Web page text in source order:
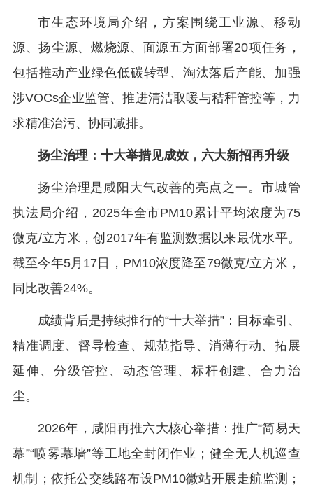
市生态环境局介绍，方案围绕工业源、移动
源、扬尘源、燃烧源、面源五方面部署20项任务，
包括推动产业绿色低碳转型、淘汰落后产能、加强
涉VOCs企业监管、推进清洁取暖与秸秆管控等，力
求精准治污、协同减排。
扬尘治理：十大举措见成效，六大新招再升级
扬尘治理是咸阳大气改善的亮点之一。市城管
执法局介绍，2025年全市PM10累计平均浓度为75
微克/立方米，创2017年有监测数据以来最优水平。
截至今年5月17日，PM10浓度降至79微克/立方米，
同比改善24%。
成绩背后是持续推行的“十大举措”：目标牵引、
精准调度、督导检查、规范指导、消薄行动、拓展
延伸、分级管控、动态管理、标杆创建、合力治
尘。
2026年，咸阳再推六大核心举措：推广“简易天
幕”“喷雾幕墙”等工地全封闭作业；健全无人机巡查
机制；依托公交线路布设PM10微站开展走航监测；